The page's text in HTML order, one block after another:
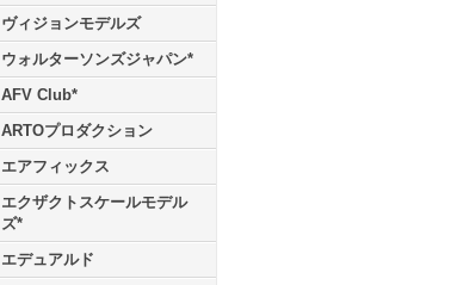
ヴィジョンモデルズ
ウォルターソンズジャパン*
AFV Club*
ARTOプロダクション
エアフィックス
エクザクトスケールモデル
ズ*
エデュアルド